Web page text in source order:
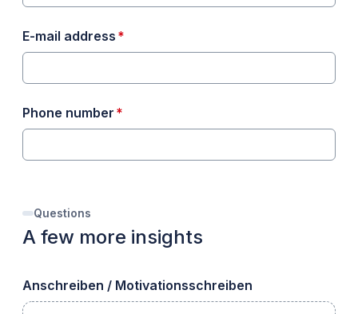
E-mail address *
Phone number *
Questions
A few more insights
Anschreiben / Motivationsschreiben